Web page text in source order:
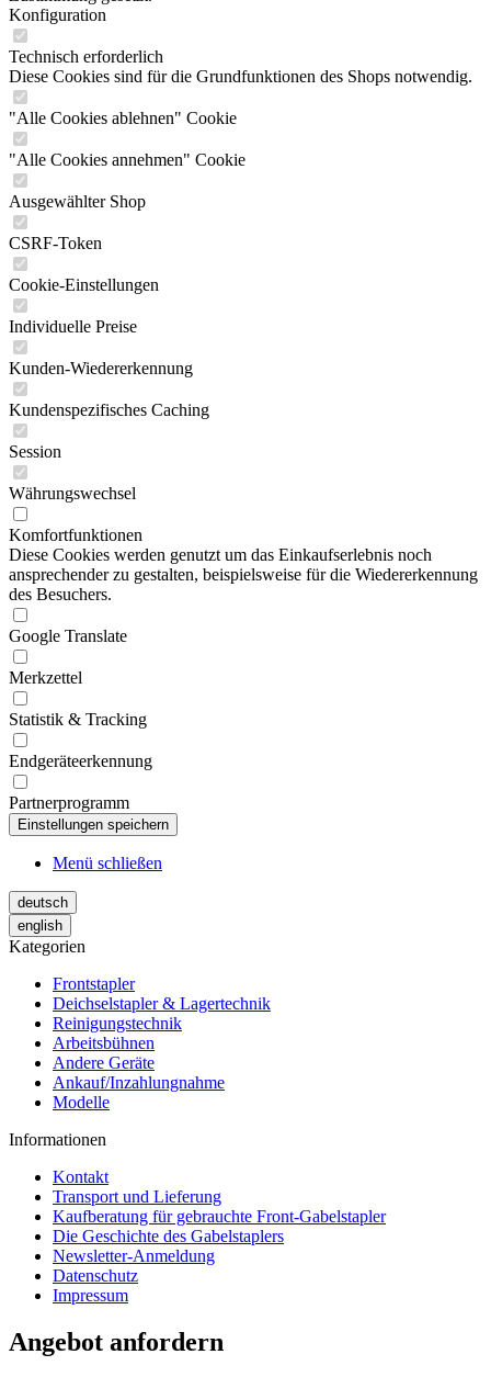
Konfiguration
Technisch erforderlich
Diese Cookies sind für die Grundfunktionen des Shops notwendig.
"Alle Cookies ablehnen" Cookie
"Alle Cookies annehmen" Cookie
Ausgewählter Shop
CSRF-Token
Cookie-Einstellungen
Individuelle Preise
Kunden-Wiedererkennung
Kundenspezifisches Caching
Session
Währungswechsel
Komfortfunktionen
Diese Cookies werden genutzt um das Einkaufserlebnis noch
ansprechender zu gestalten, beispielsweise für die Wiedererkennung
des Besuchers.
Google Translate
Merkzettel
Statistik & Tracking
Endgeräteerkennung
Partnerprogramm
Menü schließen
deutsch
english
Kategorien
Frontstapler
Deichselstapler & Lagertechnik
Reinigungstechnik
Arbeitsbühnen
Andere Geräte
Ankauf/Inzahlungnahme
Modelle
Informationen
Kontakt
Transport und Lieferung
Kaufberatung für gebrauchte Front-Gabelstapler
Die Geschichte des Gabelstaplers
Newsletter-Anmeldung
Datenschutz
Impressum
Angebot anfordern